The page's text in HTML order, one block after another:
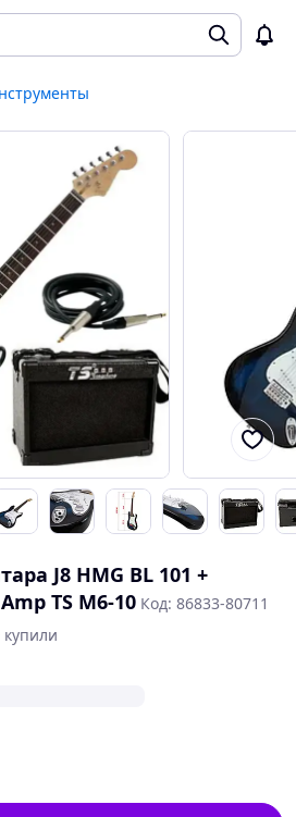
J8 HMG BL 101 +
TS M6-10 Код: 86833-80711
купили